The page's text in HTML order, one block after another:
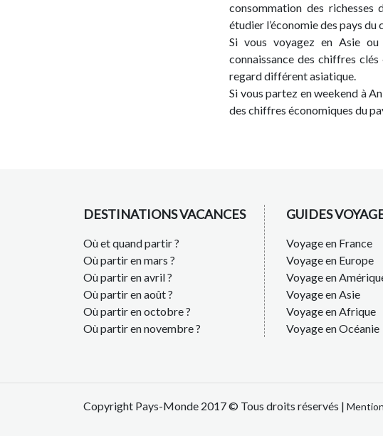
consommation des richesses
étudier l’économie des pays
Si vous voyagez en Asie
connaissance des chiffres
regard différent asiatique.
Si vous partez en weekend à
des chiffres économiques du
DESTINATIONS VACANCES
Où et quand partir ?
Où partir en mars ?
Où partir en avril ?
Où partir en août ?
Où partir en octobre ?
Où partir en novembre ?
GUIDES
Voyage en France
Voyage en Europe
Voyage en
Voyage en Asie
Voyage en Afrique
Voyage en Océanie
Copyright Pays-Monde 2017 © Tous droits réservés |